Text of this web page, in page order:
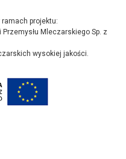
projektu:
Mleczarskiego Sp. z
wysokiej jakości.